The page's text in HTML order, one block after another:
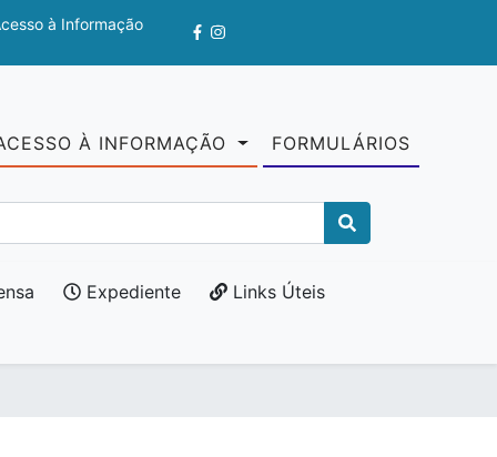
Acesso à Informação
À INFORMAÇÃO FORMULÁRIOS
Expediente
Links Úteis